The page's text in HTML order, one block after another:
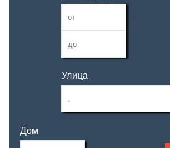
—
Улица
Дом